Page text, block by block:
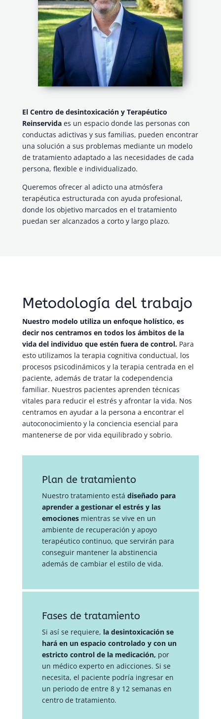
El Centro de desintoxicación y Terapéutico
Reinservidaes un espacio donde las personas con
conductas adictivas y sus familias, pueden encontrar
una solución a sus problemas mediante un modelo
de tratamiento adaptado a las necesidades de cada
persona, flexible e individualizado.
Queremos ofrecer al adicto una atmósfera
terapéutica estructurada con ayuda profesional,
donde los objetivo marcados en el tratamiento
puedan ser alcanzados a corto y largo plazo.
Metodología del trabajo
Nuestro modelo utiliza un enfoque holístico, es
decir nos centramos en todos los ámbitos de la
vida del individuo que estén fuera de control. Para
esto utilizamos la terapia cognitiva conductual, los
procesos psicodinámicos y la terapia centrada en el
paciente, además de tratar la codependencia
familiar. Nuestros pacientes aprenden técnicas
vitales para reducir el estrés y afrontar la vida. Nos
centramos en ayudar a la persona a encontrar el
autoconocimiento y la conciencia esencial para
mantenerse de por vida equilibrado y sobrio.
Plan de tratamiento
Nuestro tratamiento está diseñado para
aprender a gestionar el estrés y las
emocionesmientras se vive en un
ambiente de recuperación y apoyo
terapéutico continuo, que servirán para
conseguir mantener la abstinencia
además de cambiar el estilo de vida.
Fases de tratamiento
Si así se requiere, la desintoxicación se
hará en un espacio controlado y con un
estricto control de la medicación, por
un médico experto en adicciones. Si se
necesita, el paciente podría ingresar en
un periodo de entre 8 y 12 semanas en
centro de tratamiento.